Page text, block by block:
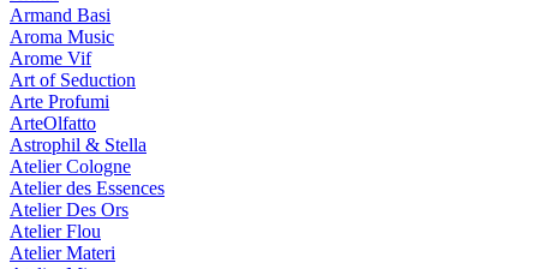
Armand Basi
Aroma Music
Arome Vif
Art of Seduction
Arte Profumi
ArteOlfatto
Astrophil & Stella
Atelier Cologne
Atelier des Essences
Atelier Des Ors
Atelier Flou
Atelier Materi